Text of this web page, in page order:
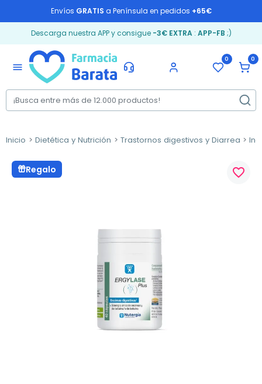
Envíos GRATIS a Península en pedidos +65€
Descarga nuestra APP y consigue -3€ EXTRA: APP-FB ;)
menu
0 0
Inicio Dietética y Nutrición Trastornos digestivos y Diarrea
Regalo favorite_border